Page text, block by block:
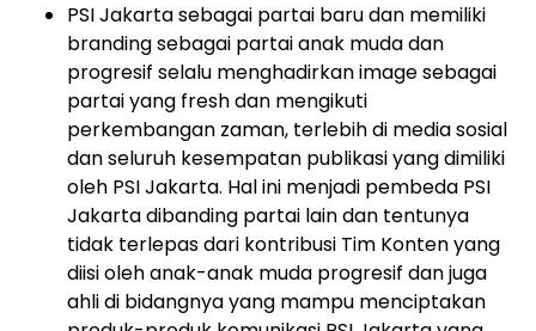
PSI Jakarta sebagai partai baru dan memiliki
branding sebagai partai anak muda dan
progresif selalu menghadirkan image sebagai
partai yang fresh dan mengikuti
perkembangan zaman, terlebih di media sosial
dan seluruh kesempatan publikasi yang dimiliki
oleh PSI Jakarta. Hal ini menjadi pembeda PSI
Jakarta dibanding partai lain dan tentunya
tidak terlepas dari kontribusi Tim Konten yang
diisi oleh anak-anak muda progresif dan juga
ahli di bidangnya yang mampu menciptakan